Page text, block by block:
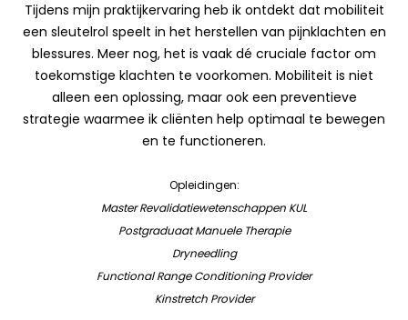
Tijdens mijn praktijkervaring heb ik ontdekt dat mobiliteit
een sleutelrol speelt in het herstellen van pijnklachten en
blessures. Meer nog, het is vaak dé cruciale factor om
toekomstige klachten te voorkomen. Mobiliteit is niet
alleen een oplossing, maar ook een preventieve
strategie waarmee ik cliënten help optimaal te bewegen
en te functioneren.
Opleidingen:
Master Revalidatiewetenschappen KUL
Postgraduaat Manuele Therapie
Dryneedling
Functional Range Conditioning Provider
Kinstretch Provider